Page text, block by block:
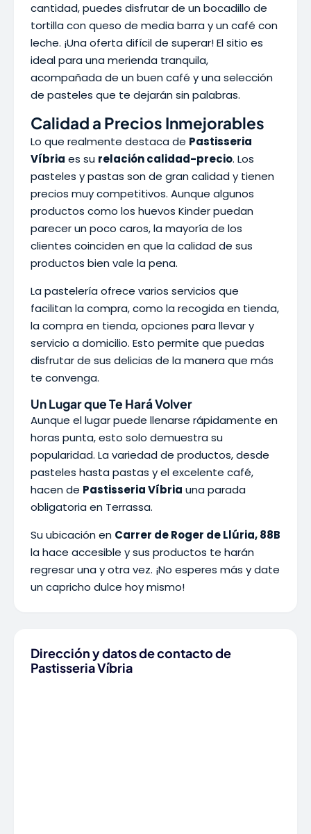
cantidad, puedes disfrutar de un bocadillo de
tortilla con queso de media barra y un café con
leche. ¡Una oferta difícil de superar! El sitio es
ideal para una merienda tranquila,
acompañada de un buen café y una selección
de pasteles que te dejarán sin palabras.
Calidad a Precios Inmejorables
Lo que realmente destaca de Pastisseria
Víbria es su relación calidad-precio. Los
pasteles y pastas son de gran calidad y tienen
precios muy competitivos. Aunque algunos
productos como los huevos Kinder puedan
parecer un poco caros, la mayoría de los
clientes coinciden en que la calidad de sus
productos bien vale la pena.
La pastelería ofrece varios servicios que
facilitan la compra, como la recogida en tienda,
la compra en tienda, opciones para llevar y
servicio a domicilio. Esto permite que puedas
disfrutar de sus delicias de la manera que más
te convenga.
Un Lugar que Te Hará Volver
Aunque el lugar puede llenarse rápidamente en
horas punta, esto solo demuestra su
popularidad. La variedad de productos, desde
pasteles hasta pastas y el excelente café,
hacen de Pastisseria Víbria una parada
obligatoria en Terrassa.
Su ubicación en Carrer de Roger de Llúria, 88B
la hace accesible y sus productos te harán
regresar una y otra vez. ¡No esperes más y date
un capricho dulce hoy mismo!
Dirección y datos de contacto de
Pastisseria Víbria